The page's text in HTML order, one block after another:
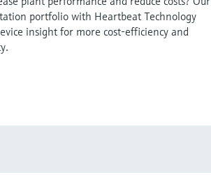
portfolio with Heartbeat Technology
insight for more cost-efficiency and